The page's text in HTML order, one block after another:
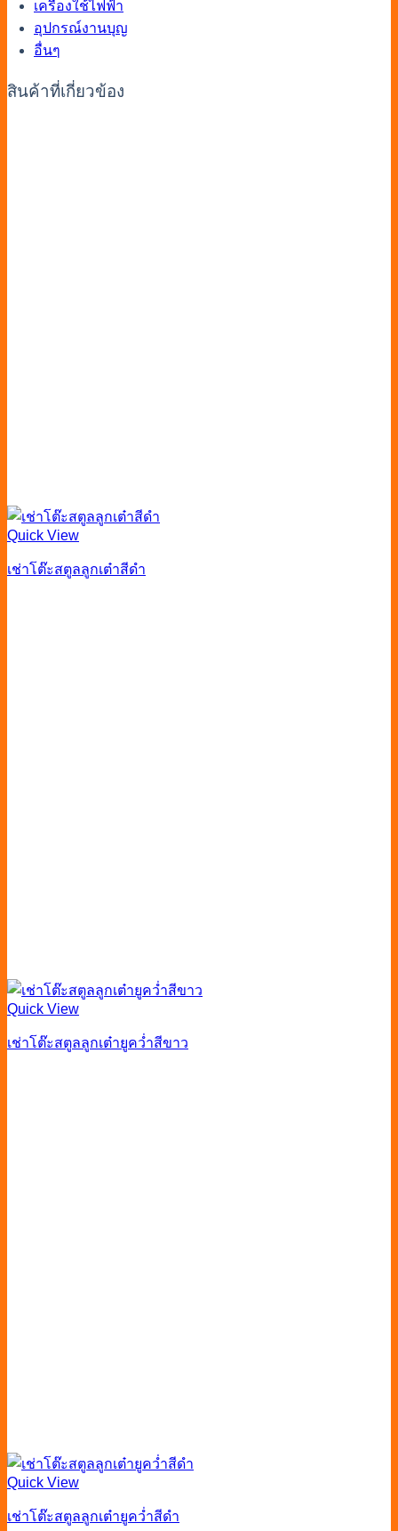
เครื่องใช้ไฟฟ้า
อุปกรณ์งานบุญ
อื่นๆ
สินค้าที่เกี่ยวข้อง
Quick View
เช่าโต๊ะสตูลลูกเต๋าสีดำ
Quick View
เช่าโต๊ะสตูลลูกเต๋ายูคว่ำสีขาว
Quick View
เช่าโต๊ะสตูลลูกเต๋ายูคว่ำสีดำ